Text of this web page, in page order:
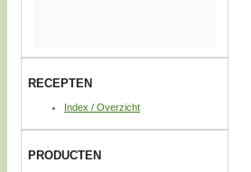
RECEPTEN
Index / Overzicht
PRODUCTEN